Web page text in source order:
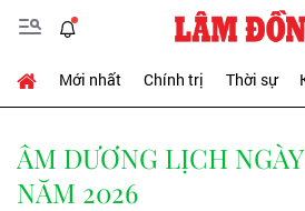
Mới nhất Chính trị Thời sự
ÂM DƯƠNG LỊCH
NĂM 2026